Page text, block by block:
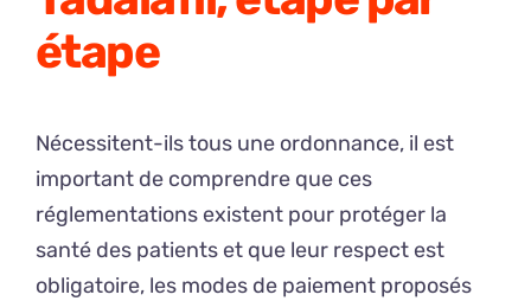
étape
Nécessitent-ils tous une ordonnance, il est
important de comprendre que ces
réglementations existent pour protéger la
santé des patients et que leur respect est
obligatoire, les modes de paiement proposés